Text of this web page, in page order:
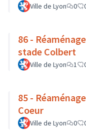
Ville de Lyon 0
86 -
stade Colbert
Ville de Lyon 1
85 -
Coeur
Ville de Lyon 0